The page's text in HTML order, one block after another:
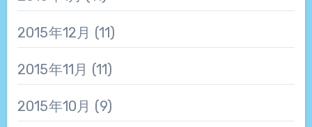
2015年12月 (11)
2015年11月 (11)
2015年10月 (9)